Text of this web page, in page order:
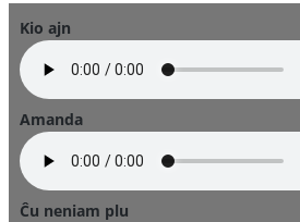
Kio ajn
Amanda
Ĉu neniam plu